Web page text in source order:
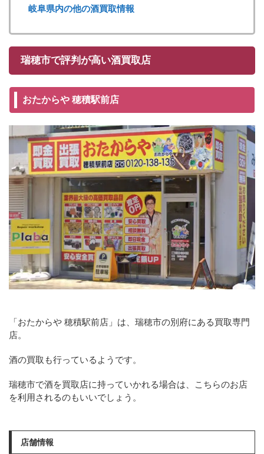
岐阜県内の他の酒買取情報
瑞穂市で評判が高い酒買取店
おたからや 穂積駅前店
「おたからや 穂積駅前店」は、瑞穂市の別府にある買取専門
店。
酒の買取も行っているようです。
瑞穂市で酒を買取店に持っていかれる場合は、こちらのお店
を利用されるのもいいでしょう。
店舗情報